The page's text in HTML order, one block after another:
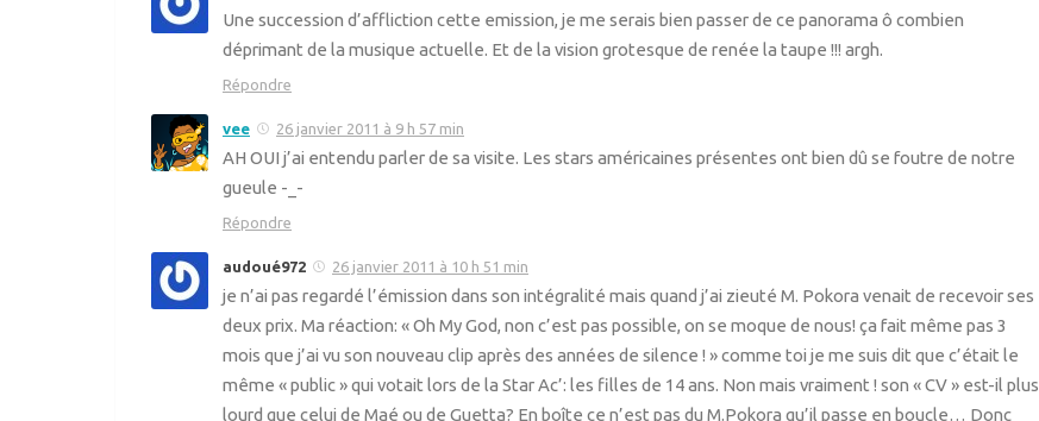
Une succession d’affliction cette emission, je me serais bien passer de ce panorama ô combien
déprimant de la musique actuelle. Et de la vision grotesque de renée la taupe !!! argh.
Répondre
vee 26 janvier 2011 à 9 h 57 min
AH OUI j’ai entendu parler de sa visite. Les stars américaines présentes ont bien dû se foutre de notre
gueule -_-
Répondre
audoué972 26 janvier 2011 à 10 h 51 min
je n’ai pas regardé l’émission dans son intégralité mais quand j’ai zieuté M. Pokora venait de recevoir ses
deux prix. Ma réaction: « Oh My God, non c’est pas possible, on se moque de nous! ça fait même pas 3
mois que j’ai vu son nouveau clip après des années de silence ! » comme toi je me suis dit que c’était le
même « public » qui votait lors de la Star Ac’: les filles de 14 ans. Non mais vraiment ! son « CV » est-il plus
lourd que celui de Maé ou de Guetta? En boîte ce n’est pas du M.Pokora qu’il passe en boucle… Donc